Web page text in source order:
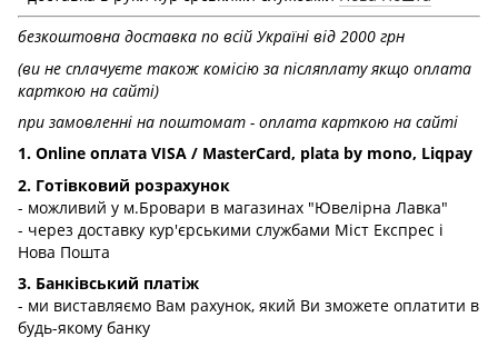
безкоштовна доставка по всій Україні від 2000 грн
(ви не сплачуєте також комісію за післяплату якщо оплата
карткою на сайті)
при замовленні на поштомат - оплата карткою на сайті
1. Online оплата VISA / MasterCard, plata by mono, Liqpay
2. Готівковий розрахунок
- можливий у м.Бровари в магазинах "Ювелірна Лавка"
- через доставку кур'єрськими службами Міст Експрес і
Нова Пошта
3. Банківський платіж
- ми виставляємо Вам рахунок, який Ви зможете оплатити в
будь-якому банку